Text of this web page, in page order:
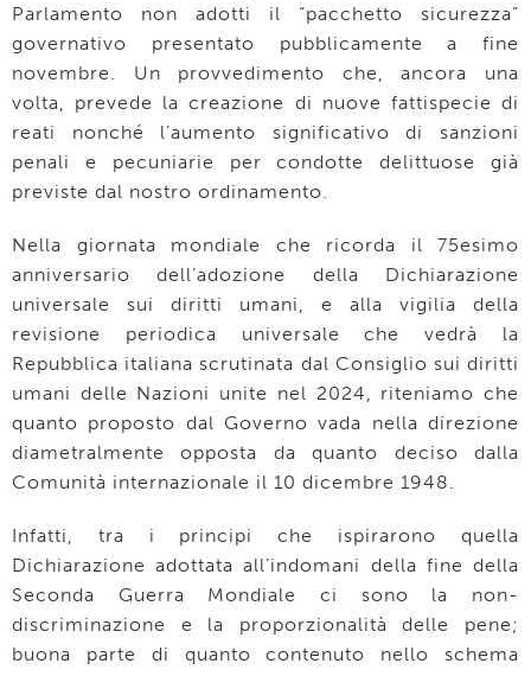
Parlamento non adotti il “pacchetto sicurezza”
governativo presentato pubblicamente a fine
novembre. Un provvedimento che, ancora una
volta, prevede la creazione di nuove fattispecie di
reati nonché l’aumento significativo di sanzioni
penali e pecuniarie per condotte delittuose già
previste dal nostro ordinamento.
Nella giornata mondiale che ricorda il 75esimo
anniversario dell’adozione della Dichiarazione
universale sui diritti umani, e alla vigilia della
revisione periodica universale che vedrà la
Repubblica italiana scrutinata dal Consiglio sui diritti
umani delle Nazioni unite nel 2024, riteniamo che
quanto proposto dal Governo vada nella direzione
diametralmente opposta da quanto deciso dalla
Comunità internazionale il 10 dicembre 1948.
Infatti, tra i principi che ispirarono quella
Dichiarazione adottata all’indomani della fine della
Seconda Guerra Mondiale ci sono la non-
discriminazione e la proporzionalità delle pene;
buona parte di quanto contenuto nello schema